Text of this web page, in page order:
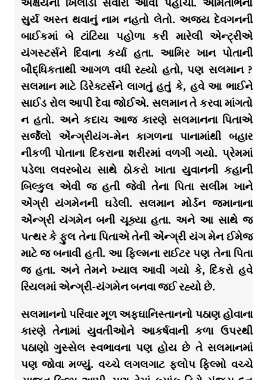
સુર્ય અસ્ત થવાનું નામ નહતો લેતો. અજય દેવગનની
બાઈકમાં બે ટાંટિયા પહોળા કરી મારેલી એન્ટ્રીએ
યંગસ્ટર્સને દિવાના કર્યા હતા. આમિર ખાન પોતાની
બૌદ્ધિકતાથી આગળ વધી રહ્યો હતો, પણ સલમાન ?
સલમાન માટે ડિરેક્ટર્સને લાગતું હતું કે, હવે આ ભાઈને
સાઈડ રોલ આપી દેવા જોઈએ. સલમાન તે કરવા માંગતો
ન હતો. અને કદાચ આજ કારણે સલમાનના પિતાએ
સર્જેલો એંન્ગ્રીયંગ-મેન કાગળના પાનામાંથી બહાર
નીકળી પોતાના દિકરાના શરીરમાં વળગી ગયો. પ્રેમમાં
પડેલા લવરબોય સાથે ઠોકરો ખાતા યુવાનની કહાની
બિલ્કુલ એવી જ હતી જેવી તેના પિતા સલીમ ખાને
એંગ્રી યંગમેનની ઘડેલી. સલમાન મોર્ડન જમાનાના
એંન્ગ્રી યંગમેન બની ચૂક્યા હતા. અને આ સાથે જ
પત્થર કે ફુલ તેના પિતાએ તેની એંન્ગ્રી યંગ મેન ઈમેજ
માટે જ બનાવી હતી. આ ફિલ્મના રાઈટર પણ તેના પિતા
જ હતા. અને તેમને ખ્યાલ આવી ગયો કે, દિકરો હવે
રિયલમાં એન્ગ્રી-યંગમેન બનવા જઈ રહ્યો છે.
સલમાનનો પરિવાર મૂળ અફઘાનિસ્તાનનો પઠાણ હોવાના
કારણે તેનામાં યુવતીઓને આકર્ષવાની કળા ઉપરથી
પઠાણો ગુસ્સેલ સ્વભાવના પણ હોય છે તે સલમાનમાં
પણ જોવા મળ્યું. વચ્ચે લગલગાટ ફ્લોપ ફિલ્મો વચ્ચે